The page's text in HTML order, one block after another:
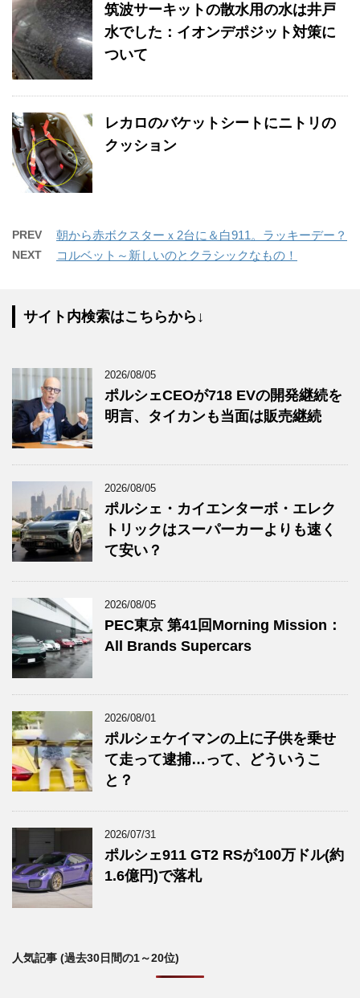
筑波サーキットの散水用の水は井戸
水でした：イオンデポジット対策に
ついて
レカロのバケットシートにニトリの
クッション
PREV 朝から赤ボクスターｘ2台に＆白911。ラッキーデー？
NEXT コルベット～新しいのとクラシックなもの！
サイト内検索はこちらから↓
2026/08/05
ポルシェCEOが718 EVの開発継続を
明言、タイカンも当面は販売継続
2026/08/05
ポルシェ・カイエンターボ・エレク
トリックはスーパーカーよりも速く
て安い？
2026/08/05
PEC東京 第41回Morning Mission：
All Brands Supercars
2026/08/01
ポルシェケイマンの上に子供を乗せ
て走って逮捕…って、どういうこ
と？
2026/07/31
ポルシェ911 GT2 RSが100万ドル(約
1.6億円)で落札
人気記事 (過去30日間の1～20位)